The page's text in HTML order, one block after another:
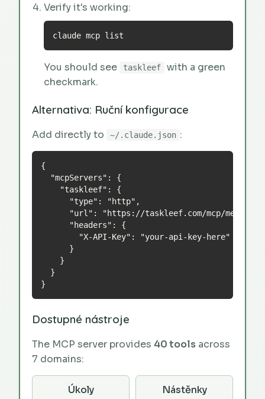
Verify it's working:
claude mcp list
You should see taskleef
with a green
checkmark.
Alternativa: Ruční konfigurace
Add directly to ~/.claude.json :
{
  "mcpServers": {
    "taskleef": {
      "type": "http",
"url": "https://taskleef.com/mcp/
      "headers": {
        "X-API-Key": "your-api-key-here"
      }
    }
  }
}
Dostupné nástroje
The MCP server provides 40 tools across
7 domains:
Úkoly Nástěnky